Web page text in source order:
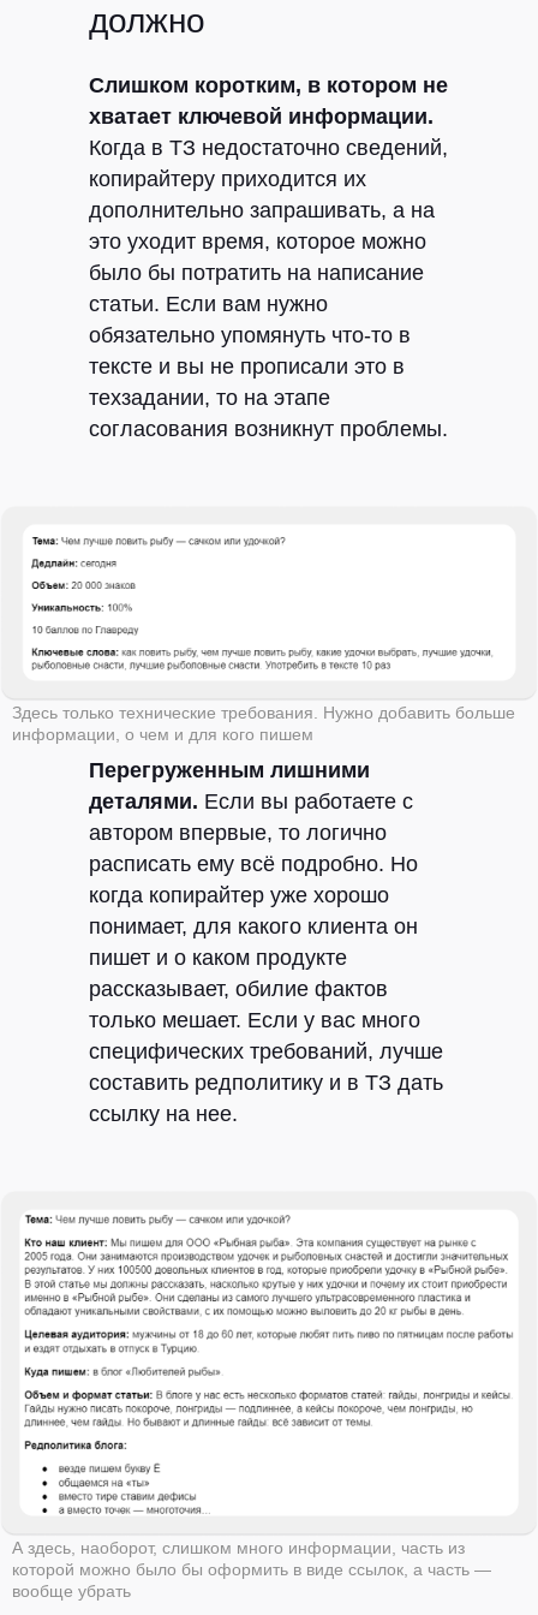
должно
Слишком коротким, в котором не
хватает ключевой информации.
Когда в ТЗ недостаточно сведений,
копирайтеру приходится их
дополнительно запрашивать, а на
это уходит время, которое можно
было бы потратить на написание
статьи. Если вам нужно
обязательно упомянуть что-то в
тексте и вы не прописали это в
техзадании, то на этапе
согласования возникнут проблемы.
Здесь только технические требования. Нужно добавить больше
информации, о чем и для кого пишем
Перегруженным лишними
деталями. Если вы работаете с
автором впервые, то логично
расписать ему всё подробно. Но
когда копирайтер уже хорошо
понимает, для какого клиента он
пишет и о каком продукте
рассказывает, обилие фактов
только мешает. Если у вас много
специфических требований, лучше
составить редполитику и в ТЗ дать
ссылку на нее.
А здесь, наоборот, слишком много информации, часть из
которой можно было бы оформить в виде ссылок, а часть —
вообще убрать
О СВОЕЙ ЗАДАЧЕ
©РЫБА, 2026
Политика конфиденциальности
Клиентам
Партнерская
программа
Авторам
Курсы
ЖИР
Рыба.fm